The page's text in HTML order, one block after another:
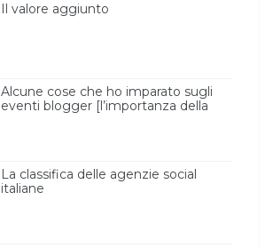
Il valore aggiunto
Alcune cose che ho imparato sugli
eventi blogger [l’importanza della
La classifica delle agenzie social
italiane